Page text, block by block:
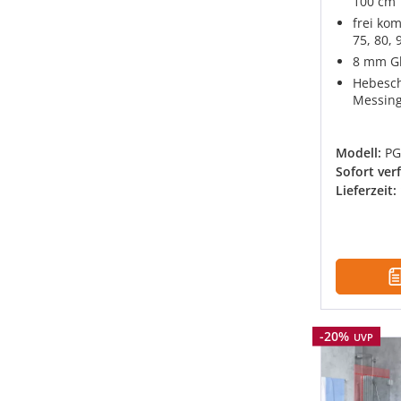
frei
75, 80,
8 mm
Modell:
Sofort
Lieferzeit:
Rabatt
-20% UVP